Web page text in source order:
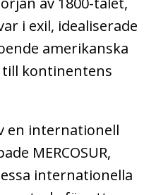
i exil, idealiserade
amerikanska
kontinentens
en internationell
MERCOSUR,
internationella